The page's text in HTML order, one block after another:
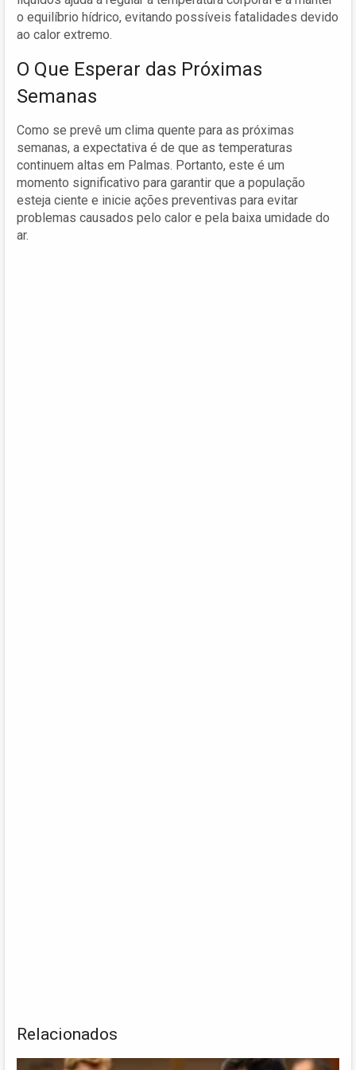
o equilíbrio hídrico, evitando possíveis fatalidades devido
ao calor extremo.
O Que Esperar das Próximas
Semanas
Como se prevê um clima quente para as próximas
semanas, a expectativa é de que as temperaturas
continuem altas em Palmas. Portanto, este é um
momento significativo para garantir que a população
esteja ciente e inicie ações preventivas para evitar
problemas causados pelo calor e pela baixa umidade do
ar.
Relacionados